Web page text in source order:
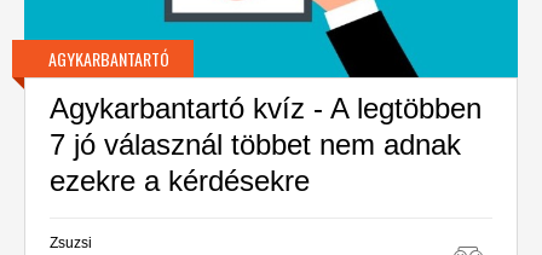
AGYKARBANTARTÓ
Agykarbantartó kvíz - A legtöbben
7 jó válasznál többet nem adnak
ezekre a kérdésekre
Zsuzsi